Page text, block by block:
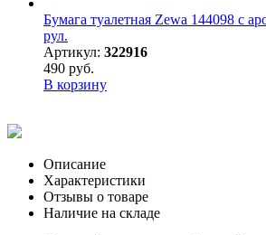
Бумага туалетная Zewa 144098 c
рул.
Артикул: 322916
490 руб.
В корзину
Описание
Характеристики
Отзывы о товаре
Наличие на складе